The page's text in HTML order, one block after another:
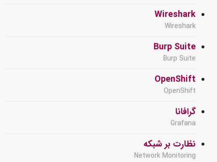
Wireshark
Wireshark
Burp Suite
Burp Suite
OpenShift
OpenShift
گرافانا
Grafana
نظارت بر شبکه
Network Monitoring